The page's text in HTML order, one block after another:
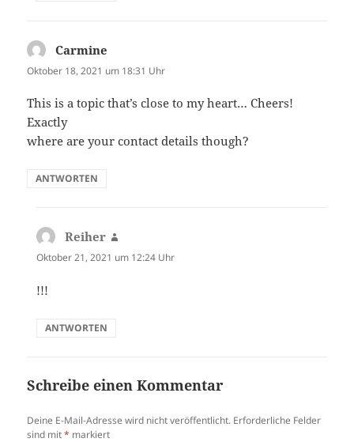
Carmine
Oktober 18, 2021 um 18:31 Uhr
This is a topic that’s close to my heart… Cheers!
Exactly
where are your contact details though?
ANTWORTEN
Reiher
Oktober 21, 2021 um 12:24 Uhr
!!!
ANTWORTEN
Schreibe einen Kommentar
Deine E-Mail-Adresse wird nicht veröffentlicht. Erforderliche Felder
sind mit* markiert